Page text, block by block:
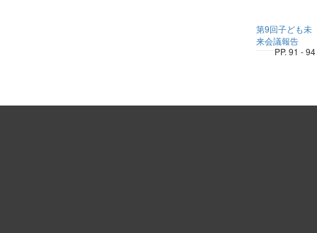
第9回子ども未
来会議報告
PP. 91 - 94